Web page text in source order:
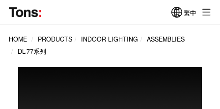
繁中
HOME PRODUCTS INDOOR LIGHTING
ASSEMBLIES
DL-77系列